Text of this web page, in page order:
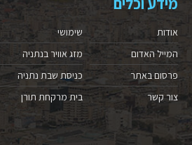
אודות
המייל האדום
פרסום באתר
צור קשר
שימושי
מזג אוויר בנתניה
כניסת שבת נתניה
בית מרקחת תורן